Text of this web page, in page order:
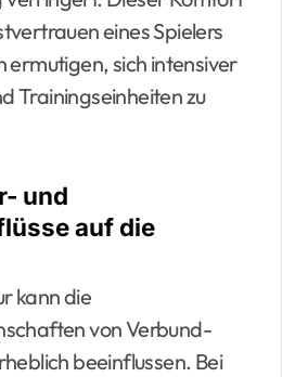
eines Spielers
ermutigen, sich intensiver
Trainingseinheiten zu
und
auf die
kann die
von Verbund-
beeinflussen. Bei